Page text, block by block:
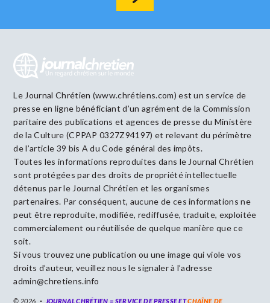
Le Journal Chrétien (www.chrétiens.com) est un service de
presse en ligne bénéficiant d’un agrément de la Commission
paritaire des publications et agences de presse du Ministère
de la Culture (CPPAP 0327Z94197) et relevant du périmètre
de l’article 39 bis A du Code général des impôts.
Toutes les informations reproduites dans le Journal Chrétien
sont protégées par des droits de propriété intellectuelle
détenus par le Journal Chrétien et les organismes
partenaires. Par conséquent, aucune de ces informations ne
peut être reproduite, modifiée, rediffusée, traduite, exploitée
commercialement ou réutilisée de quelque manière que ce
soit.
Si vous trouvez une publication ou une image qui viole vos
droits d’auteur, veuillez nous le signaler à l’adresse
admin@chretiens.info
© 2026 JOURNAL CHRÉTIEN = SERVICE DE PRESSE ETCHAÎNE DE